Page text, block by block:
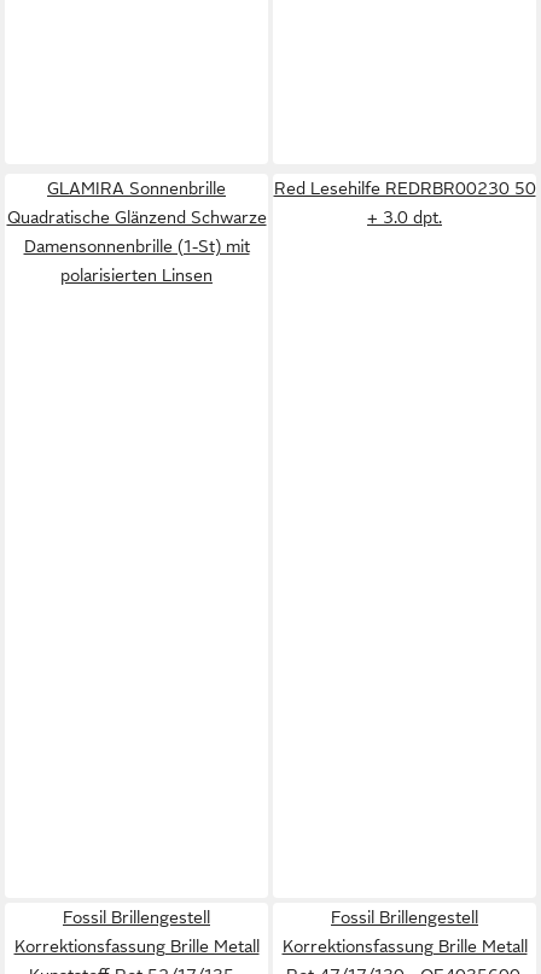
GLAMIRA Sonnenbrille
Quadratische Glänzend Schwarze
Damensonnenbrille (1-St) mit
polarisierten Linsen
Red Lesehilfe REDRBR00230 50
+ 3.0 dpt.
Fossil Brillengestell
Korrektionsfassung Brille Metall
Fossil Brillengestell
Korrektionsfassung Brille Metall